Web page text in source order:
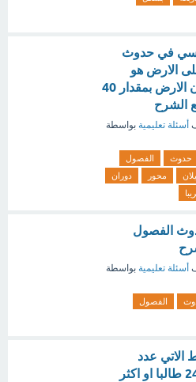
في حدوث
الارض هو
ميلان محور دوران الارض بمقدار 40
الشرح
أسئلة تعليمية بواسطة
حدوث
الفصول
محور
دوران
الفصول
أسئلة تعليمية بواسطة
الفصول
الاتي عدد
الفصول التي بها 24 طالبا او اكثر